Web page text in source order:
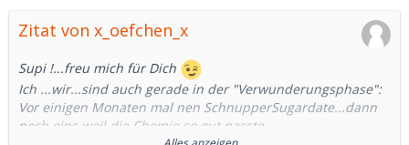
Zitat von x_oefchen_x
Supi !...freu mich für Dich
Ich ...wir...sind auch gerade in der "Verwunderungsphase":
Vor einigen Monaten mal nen SchnupperSugardate...dann
noch eins weil die Chemie so gut passte....